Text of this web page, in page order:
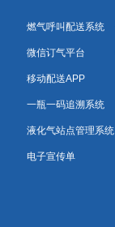
燃气呼叫配送系统
微信订气平台
移动配送APP
一瓶一码追溯系统
液化气站点管理系统
电子宣传单